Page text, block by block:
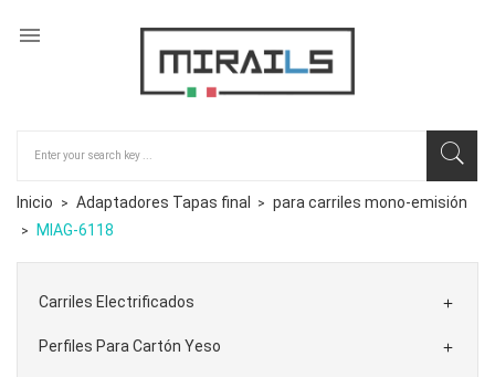

Inicio Adaptadores Tapas final
para carriles mono-emisión
MIAG-6118
Carriles Electrificados 
Perfiles Para Cartón Yeso 